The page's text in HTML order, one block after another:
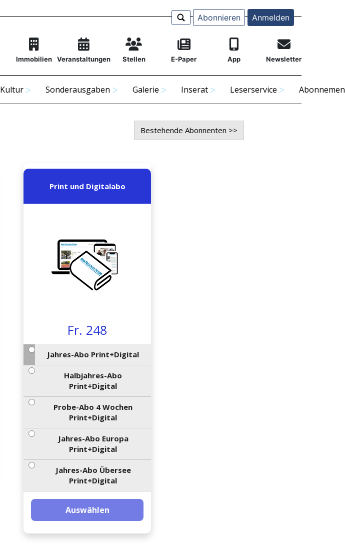
Abonnieren Anmelden
Immobilien Veranstaltungen Stellen E-Paper App Newsletter
Kultur Sonderausgaben Galerie Inserat Leserservice